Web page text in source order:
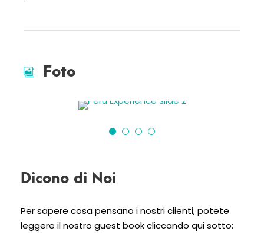
Foto
Dicono di Noi
Per sapere cosa pensano i nostri clienti, potete
leggere il nostro guest book cliccando qui sotto: